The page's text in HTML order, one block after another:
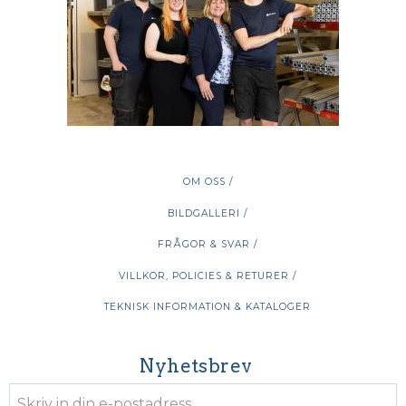
OM OSS /
BILDGALLERI /
FRÅGOR & SVAR /
VILLKOR, POLICIES & RETURER /
TEKNISK INFORMATION & KATALOGER
Nyhetsbrev